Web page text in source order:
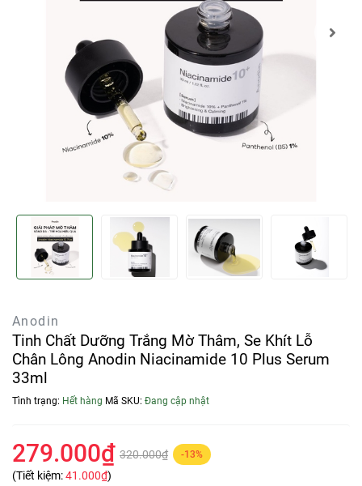
Anodin
Tinh Chất Dưỡng Trắng Mờ Thâm, Se Khít Lỗ
Chân Lông Anodin Niacinamide 10 Plus Serum
33ml
Tình trạng: Hết hàng Mã SKU: Đang cập nhật
279.000₫ 320.000₫ -13%
(Tiết kiệm:41.000₫)